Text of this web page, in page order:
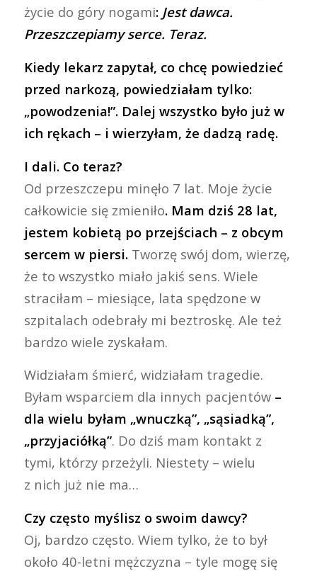
życie do góry nogami: Jest dawca.
Przeszczepiamy serce. Teraz.
Kiedy lekarz zapytał, co chcę powiedzieć
przed narkozą, powiedziałam tylko:
„powodzenia!”. Dalej wszystko było już w
ich rękach – i wierzyłam, że dadzą radę.
I dali. Co teraz?
Od przeszczepu minęło 7 lat. Moje życie
całkowicie się zmieniło. Mam dziś 28 lat,
jestem kobietą po przejściach – z obcym
sercem w piersi.Tworzę swój dom, wierzę,
że to wszystko miało jakiś sens. Wiele
straciłam – miesiące, lata spędzone w
szpitalach odebrały mi beztroskę. Ale też
bardzo wiele zyskałam.
Widziałam śmierć, widziałam tragedie.
Byłam wsparciem dla innych pacjentów –
dla wielu byłam „wnuczką”, „sąsiadką”,
„przyjaciółką”. Do dziś mam kontakt z
tymi, którzy przeżyli. Niestety – wielu
z nich już nie ma…
Czy często myślisz o swoim dawcy?
Oj, bardzo często. Wiem tylko, że to był
około 40-letni mężczyzna – tyle mogę się